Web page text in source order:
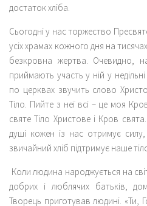
достаток хліба.
Сьогодні у нас торжество
усіх храмах кожного дня на
безкровна жертва. Очевидно,
приймають участь у ній у
по церквах звучить слово
Тіло. Пийте з неї всі – це моя
святе Тіло Христове і Кров
душі кожен із нас отримує
звичайний хліб підтримує наше
Коли людина народжується на
добрих і люблячих батьків,
Творець приготував людині. «Ти,